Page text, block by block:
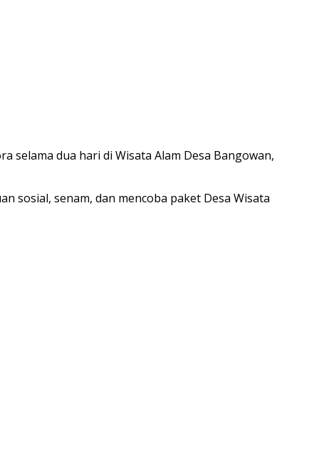
selama dua hari di Wisata Alam Desa Bangowan,
sosial, senam, dan mencoba paket Desa Wisata